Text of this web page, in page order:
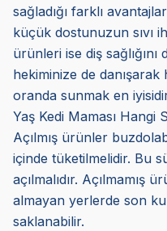
sağladığı farklı
küçük dostunuzun sıvı
ürünleri ise diş
hekiminize de
oranda sunmak en
Yaş Kedi Maması Hangi
Açılmış ürünler
içinde tüketilmelidir. Bu
açılmalıdır. Açılmamış
almayan yerlerde son
saklanabilir.